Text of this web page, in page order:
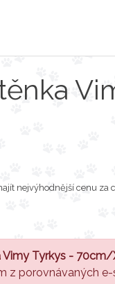
nejvýhodnější cenu za
Vimy Tyrkys - 70cm/
z porovnávaných e-